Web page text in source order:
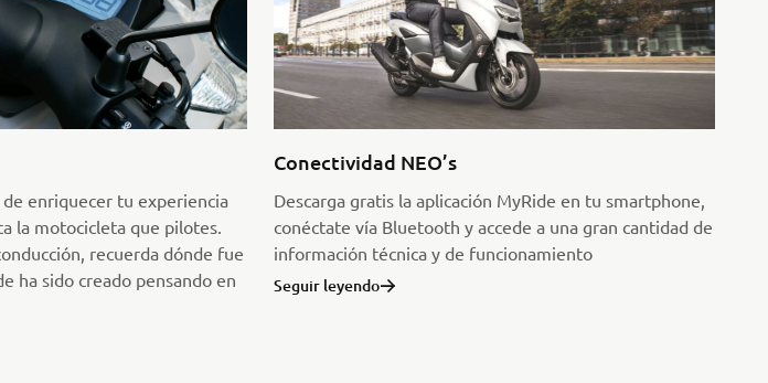
enriquecer tu experiencia
la motocicleta que pilotes.
recuerda dónde fue
ha sido creado pensando en
Conectividad NEO’s
Descarga gratis la aplicación MyRide en tu smartphone,
conéctate vía Bluetooth y accede a una gran cantidad de
información técnica y de funcionamiento
Seguir leyendo